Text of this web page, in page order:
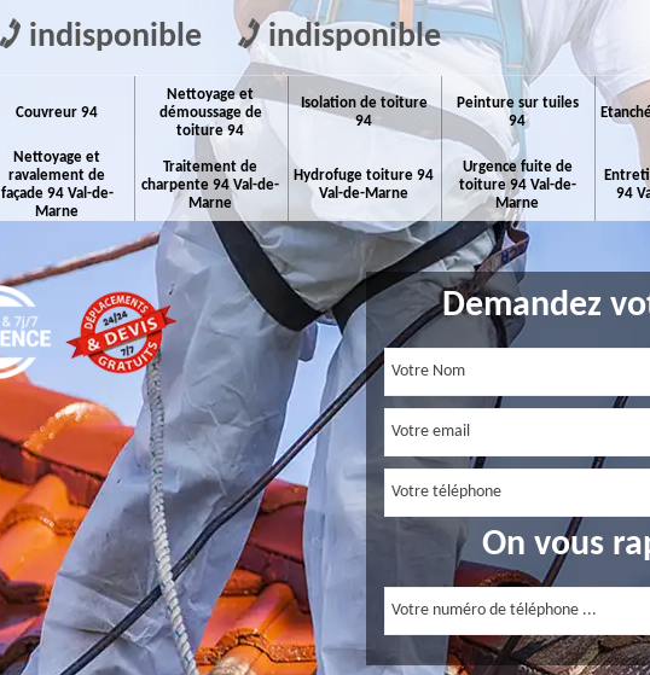
indisponible indisponible
Couvreur 94
Nettoyage et
démoussage de
toiture 94
Isolation de toiture
94
Peinture sur tuiles
94
Nettoyage et
ravalement de
façade 94 Val-de-
Marne
Traitement de
charpente 94 Val-de-
Marne
Hydrofuge toiture 94
Val-de-Marne
Urgence fuite de
toiture 94 Val-de-
Marne
94
Demandez
On vous